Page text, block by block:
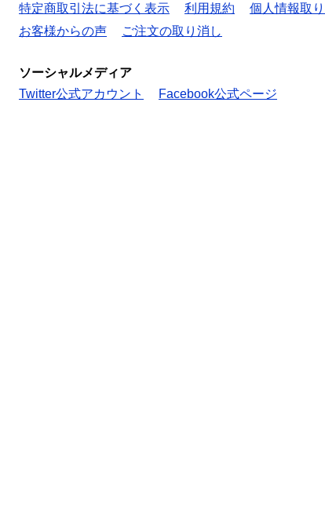
特定商取引法に基づく表示
利用規約 個人情報取
お客様からの声
ご注文の取り消し
ソーシャルメディア
Twitter公式アカウント
Facebook公式ページ